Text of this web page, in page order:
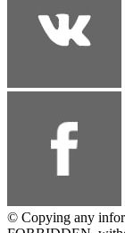
© Copying any